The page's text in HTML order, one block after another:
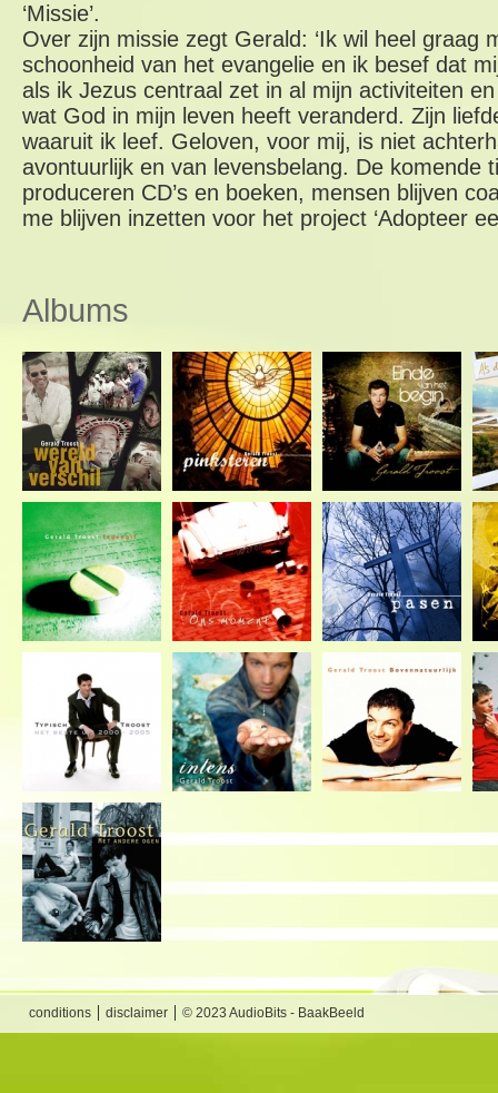
‘Missie’.
Over zijn missie zegt Gerald: ‘Ik wil heel graag
schoonheid van het evangelie en ik besef dat
als ik Jezus centraal zet in al mijn activiteiten
wat God in mijn leven heeft veranderd. Zijn
waaruit ik leef. Geloven, voor mij, is niet
avontuurlijk en van levensbelang. De komende
produceren CD’s en boeken, mensen blijven
me blijven inzetten voor het project ‘Adopteer
Albums
conditions disclaimer © 2023 AudioBits - BaakBeeld